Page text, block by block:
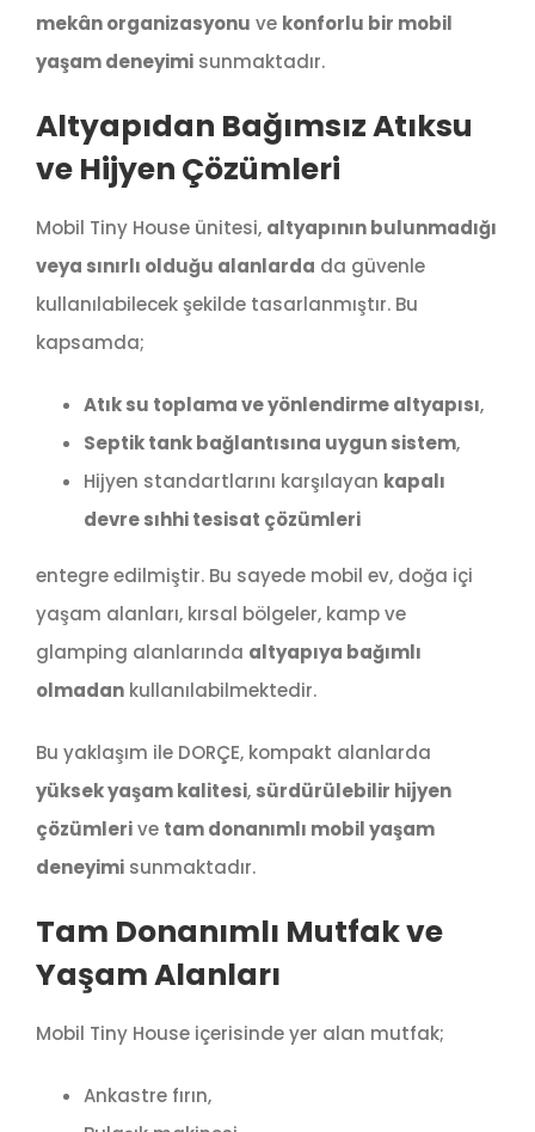
mekân organizasyonu ve konforlu bir mobil
yaşam deneyimisunmaktadır.
Altyapıdan Bağımsız Atıksu
ve Hijyen Çözümleri
Mobil Tiny House ünitesi, altyapının bulunmadığı
veya sınırlı olduğu alanlarda da güvenle
kullanılabilecek şekilde tasarlanmıştır. Bu
kapsamda;
Atık su toplama ve yönlendirme altyapısı,
Septik tank bağlantısına uygun sistem,
Hijyen standartlarını karşılayan kapalı
devre sıhhi tesisat çözümleri
entegre edilmiştir. Bu sayede mobil ev, doğa içi
yaşam alanları, kırsal bölgeler, kamp ve
glamping alanlarında altyapıya bağımlı
olmadankullanılabilmektedir.
Bu yaklaşım ile DORÇE, kompakt alanlarda
yüksek yaşam kalitesi, sürdürülebilir hijyen
çözümlerive tam donanımlı mobil yaşam
deneyimisunmaktadır.
Tam Donanımlı Mutfak ve
Yaşam Alanları
Mobil Tiny House içerisinde yer alan mutfak;
Ankastre fırın,